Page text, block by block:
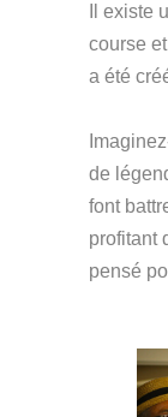
Il existe
course
a été
de
font
profitant
pensé